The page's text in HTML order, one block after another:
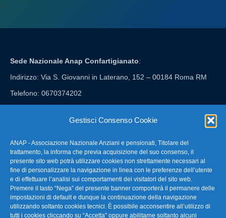
Gestisci Consenso Cookie
ANAP - Associazione Nazionale Anziani e pensionati, Titolare del
trattamento, la informa che previa acquisizione del suo consenso, il
presente sito web potrà utilizzare cookies non strettamente necessari al
fine di personalizzare la navigazione in linea con le preferenze dell’utente
e di effettuare l’analisi sui comportamenti dei visitatori del sito web.
Premere il tasto “Nega” del presente banner comporterà il permanere delle
impostazioni di default e dunque la continuazione della navigazione
utilizzando soltanto cookies tecnici. È possibile acconsentire all’utilizzo di
tutti i cookies cliccando su “Accetta” oppure abilitarne soltanto alcuni
Sede Nazionale Anap Confartigianato:
Indirizzo: Via S. Giovanni in Laterano, 152 – 00184 Roma RM
Telefono: 0670374202
FAQ – Domande Frequenti
La nostra Newsletter
Link Utili